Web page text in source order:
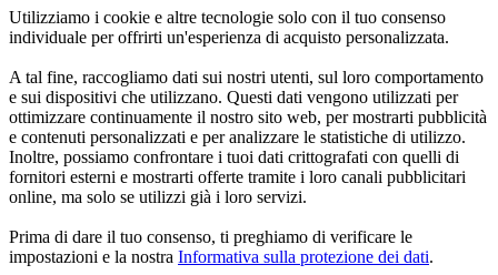
Utilizziamo i cookie e altre tecnologie solo con il tuo consenso
individuale per offrirti un'esperienza di acquisto personalizzata.
A tal fine, raccogliamo dati sui nostri utenti, sul loro comportamento
e sui dispositivi che utilizzano. Questi dati vengono utilizzati per
ottimizzare continuamente il nostro sito web, per mostrarti pubblicità
e contenuti personalizzati e per analizzare le statistiche di utilizzo.
Inoltre, possiamo confrontare i tuoi dati crittografati con quelli di
fornitori esterni e mostrarti offerte tramite i loro canali pubblicitari
online, ma solo se utilizzi già i loro servizi.
Prima di dare il tuo consenso, ti preghiamo di verificare le
impostazioni e la nostra Informativa sulla protezione dei dati.